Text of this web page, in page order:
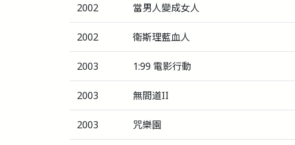
2002 當男人變成女人
2002 衛斯理藍血人
2003 1:99 電影行動
2003 無間道II
2003 咒樂園